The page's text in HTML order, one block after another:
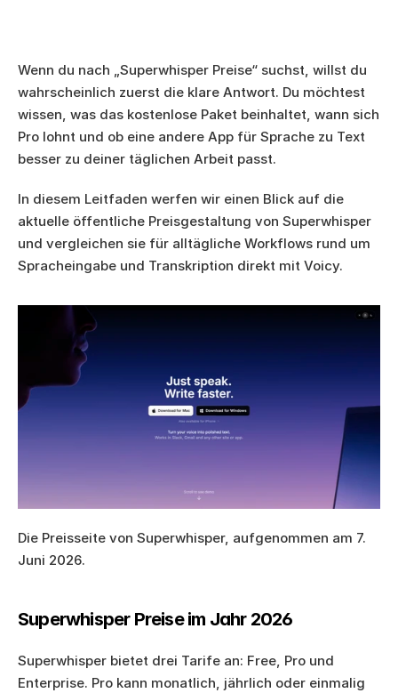
Wenn du nach „Superwhisper Preise“ suchst, willst du
wahrscheinlich zuerst die klare Antwort. Du möchtest
wissen, was das kostenlose Paket beinhaltet, wann sich
Pro lohnt und ob eine andere App für Sprache zu Text
besser zu deiner täglichen Arbeit passt.
In diesem Leitfaden werfen wir einen Blick auf die
aktuelle öffentliche Preisgestaltung von Superwhisper
und vergleichen sie für alltägliche Workflows rund um
Spracheingabe und Transkription direkt mit Voicy.
Die Preisseite von Superwhisper, aufgenommen am 7.
Juni 2026.
Superwhisper Preise im Jahr 2026
Superwhisper bietet drei Tarife an: Free, Pro und
Enterprise. Pro kann monatlich, jährlich oder einmalig